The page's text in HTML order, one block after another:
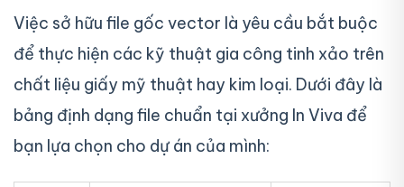
Việc sở hữu file gốc vector là yêu cầu bắt buộc
để thực hiện các kỹ thuật gia công tinh xảo trên
chất liệu giấy mỹ thuật hay kim loại. Dưới đây là
bảng định dạng file chuẩn tại xưởng In Viva để
bạn lựa chọn cho dự án của mình: